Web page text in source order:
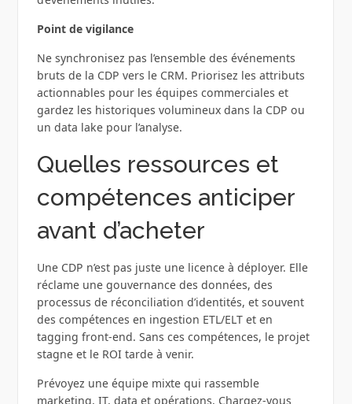
Point de vigilance
Ne synchronisez pas l’ensemble des événements
bruts de la CDP vers le CRM. Priorisez les attributs
actionnables pour les équipes commerciales et
gardez les historiques volumineux dans la CDP ou
un data lake pour l’analyse.
Quelles ressources et
compétences anticiper
avant d’acheter
Une CDP n’est pas juste une licence à déployer. Elle
réclame une gouvernance des données, des
processus de réconciliation d’identités, et souvent
des compétences en ingestion ETL/ELT et en
tagging front‑end. Sans ces compétences, le projet
stagne et le ROI tarde à venir.
Prévoyez une équipe mixte qui rassemble
marketing, IT, data et opérations. Chargez‑vous